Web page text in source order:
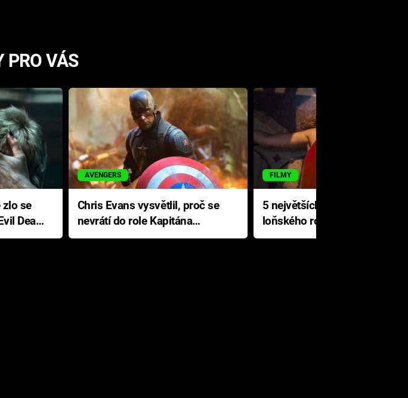
PRO VÁS
Dead
AVENGERS
Chris Evans vysvětlil, proč se
nevrátí do role Kapitána
Ameriky
FILMY
5 největších propadáků
loňského roku: Disney na
jediné katastrofě prodělal 200